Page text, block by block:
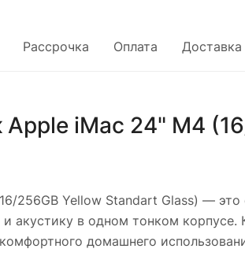
Рассрочка Оплата Доставка
iMac 24" M4
256GB Yellow Standart Glass) — это
акустику в одном тонком
домашнего